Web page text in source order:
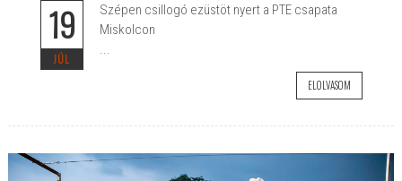
19
JÚL
Szépen csillogó ezüstöt nyert a PTE csapata
Miskolcon
...
ELOLVASOM